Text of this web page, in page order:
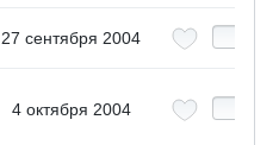
27 сентября 2004
4 октября 2004